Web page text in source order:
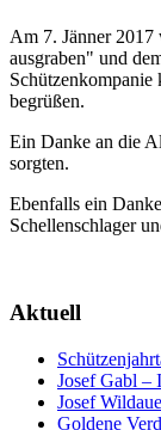
Am 7. Jänner
ausgraben" und
Schützenkompanie
begrüßen.
Ein Danke an die
sorgten.
Ebenfalls ein
Schellenschlager
Aktuell
Josef Gabl –
Josef
Goldene